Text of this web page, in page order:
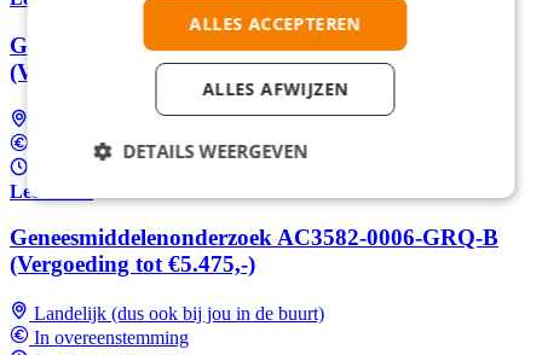
Geneesmiddelenonderzoek NO0009-1092-GRQ
(Vergoeding tot €1.973 ,-)
Landelijk (dus ook bij jou in de buurt)
In overeenstemming
Lees meer
Geneesmiddelenonderzoek AC3582-0006-GRQ-B
(Vergoeding tot €5.475,-)
Landelijk (dus ook bij jou in de buurt)
In overeenstemming
ALLES ACCEPTEREN
ALLES AFWIJZEN
DETAILS WEERGEVEN